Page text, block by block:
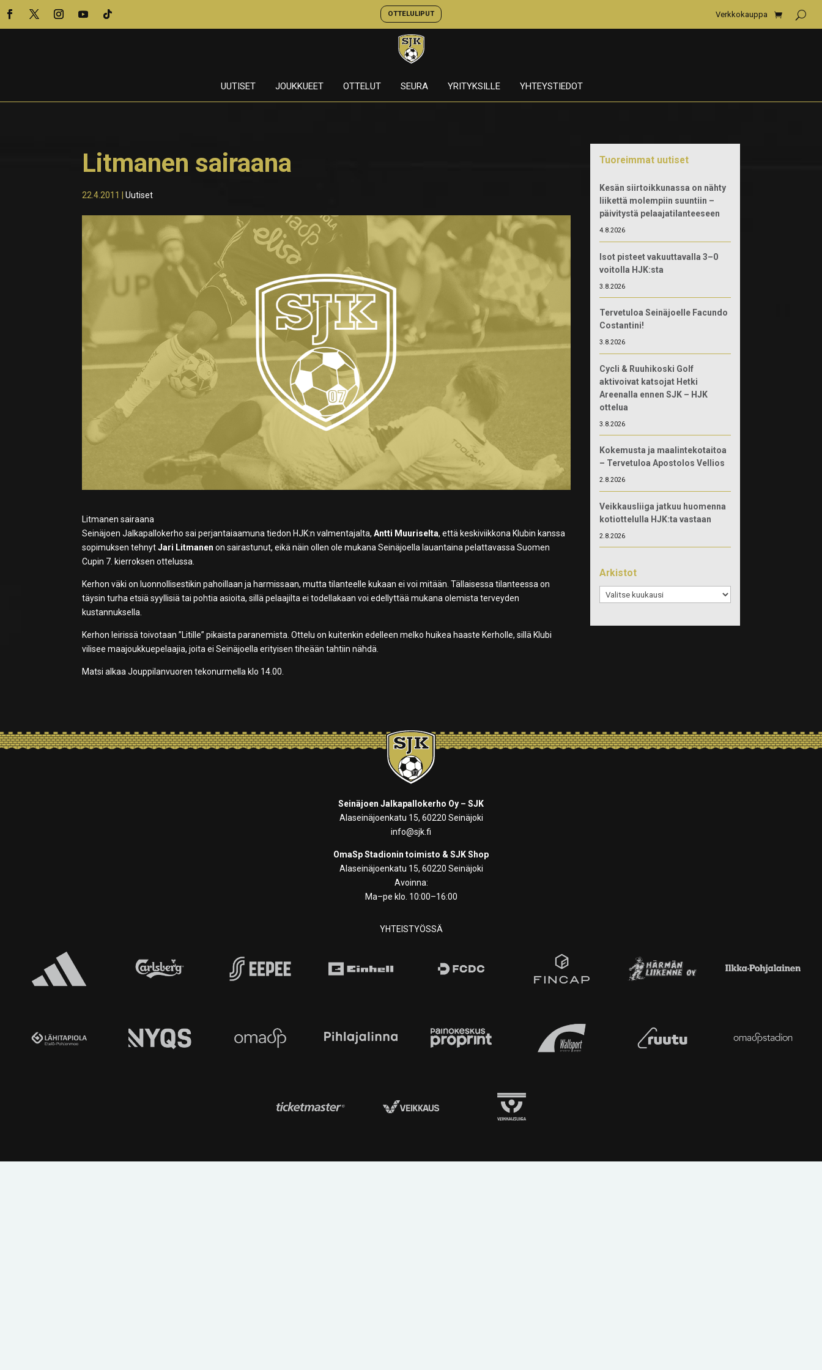
OTTELULIPUT Verkkokauppa
UUTISET JOUKKUEET OTTELUT SEURA YRITYKSILLE YHTEYSTIEDOT
Litmanen sairaana
22.4.2011 |Uutiset
Litmanen sairaana
Seinäjoen Jalkapallokerho sai perjantaiaamuna tiedon HJK:n valmentajalta,Antti Muuriselta, että keskiviikkona Klubin kanssa
sopimuksen tehnytJari Litmanen on sairastunut, eikä näin ollen ole mukana Seinäjoella lauantaina pelattavassa Suomen
Cupin 7. kierroksen ottelussa.
Kerhon väki on luonnollisestikin pahoillaan ja harmissaan, mutta tilanteelle kukaan ei voi mitään. Tällaisessa tilanteessa on
täysin turha etsiä syyllisiä tai pohtia asioita, sillä pelaajilta ei todellakaan voi edellyttää mukana olemista terveyden
kustannuksella.
Kerhon leirissä toivotaan ”Litille” pikaista paranemista. Ottelu on kuitenkin edelleen melko huikea haaste Kerholle, sillä Klubi
vilisee maajoukkuepelaajia, joita ei Seinäjoella erityisen tiheään tahtiin nähdä.
Matsi alkaa Jouppilanvuoren tekonurmella klo 14.00.
Tuoreimmat uutiset
Kesän siirtoikkunassa on nähty
liikettä molempiin suuntiin –
päivitystä pelaajatilanteeseen
4.8.2026
Isot pisteet vakuuttavalla 3–0
voitolla HJK:sta
3.8.2026
Tervetuloa Seinäjoelle Facundo
Costantini!
3.8.2026
Cycli & Ruuhikoski Golf
aktivoivat katsojat Hetki
Areenalla ennen SJK – HJK
ottelua
3.8.2026
Kokemusta ja maalintekotaitoa
– Tervetuloa Apostolos Vellios
2.8.2026
Veikkausliiga jatkuu huomenna
kotiottelulla HJK:ta vastaan
2.8.2026
Arkistot
Arkistot
Seinäjoen Jalkapallokerho Oy – SJK
Alaseinäjoenkatu 15, 60220 Seinäjoki
info@sjk.fi
OmaSp Stadionin toimisto & SJK Shop
Alaseinäjoenkatu 15, 60220 Seinäjoki
Avoinna:
Ma–pe klo. 10:00–16:00
YHTEISTYÖSSÄ